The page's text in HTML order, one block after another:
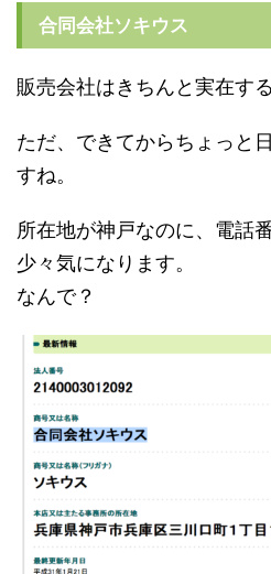
合同会社ソキウス
販売会社はきちんと実在す
ただ、できてからちょっと
すね。
所在地が神戸なのに、電話
少々気になります。
なんで？